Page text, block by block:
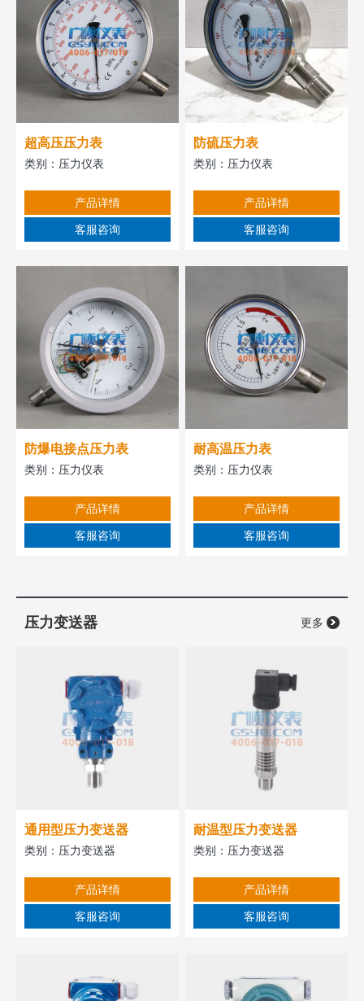
超高压压力表
类别： 压力仪表
产品详情
客服咨询
防硫压力表
类别： 压力仪表
产品详情
客服咨询
防爆电接点压力表
类别： 压力仪表
产品详情
客服咨询
耐高温压力表
类别： 压力仪表
产品详情
客服咨询
压力变送器 更多
通用型压力变送器
类别： 压力变送器
产品详情
客服咨询
耐温型压力变送器
类别： 压力变送器
产品详情
客服咨询